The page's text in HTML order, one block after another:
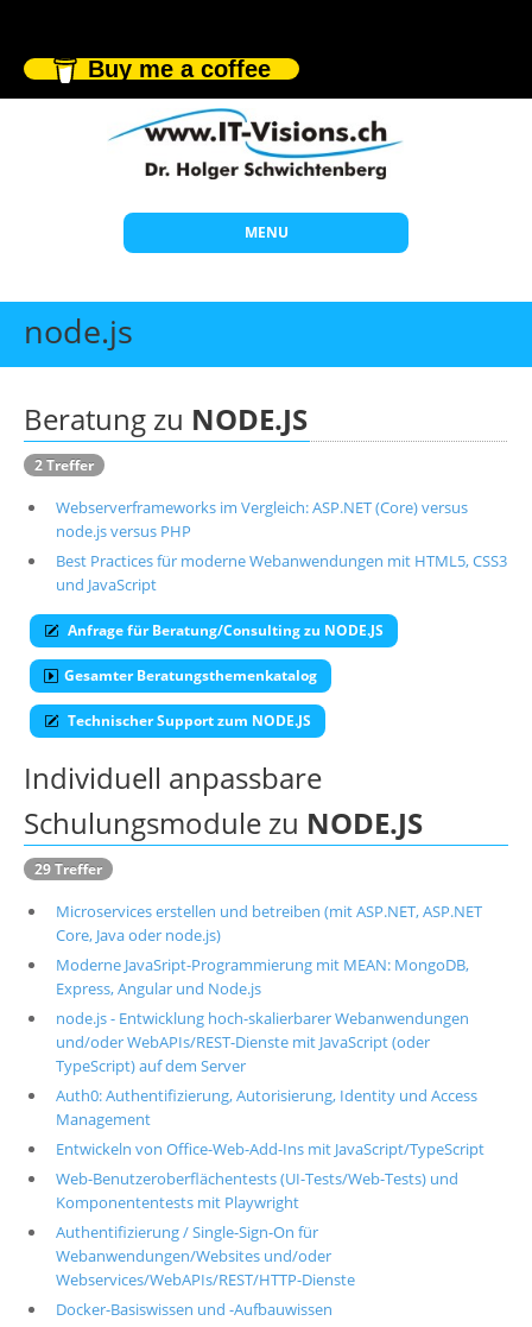
Buy me a coffee
MENU
Start
Individuelle Schulungen
Wissen
Über uns
node.js
Beratung zu NODE.JS
2 Treffer
Webserverframeworks im Vergleich: ASP.NET (Core) versus
node.js versus PHP
Best Practices für moderne Webanwendungen mit HTML5, CSS3
und JavaScript
Anfrage für Beratung/Consulting zu NODE.JS
Gesamter Beratungsthemenkatalog
Technischer Support zum NODE.JS
Individuell anpassbare
Schulungsmodule zu NODE.JS
29 Treffer
Microservices erstellen und betreiben (mit ASP.NET, ASP.NET
Core, Java oder node.js)
Moderne JavaSript-Programmierung mit MEAN: MongoDB,
Express, Angular und Node.js
node.js - Entwicklung hoch-skalierbarer Webanwendungen
und/oder WebAPIs/REST-Dienste mit JavaScript (oder
TypeScript) auf dem Server
Auth0: Authentifizierung, Autorisierung, Identity und Access
Management
Entwickeln von Office-Web-Add-Ins mit JavaScript/TypeScript
Web-Benutzeroberflächentests (UI-Tests/Web-Tests) und
Komponententests mit Playwright
Authentifizierung / Single-Sign-On für
Webanwendungen/Websites und/oder
Webservices/WebAPIs/REST/HTTP-Dienste
Docker-Basiswissen und -Aufbauwissen